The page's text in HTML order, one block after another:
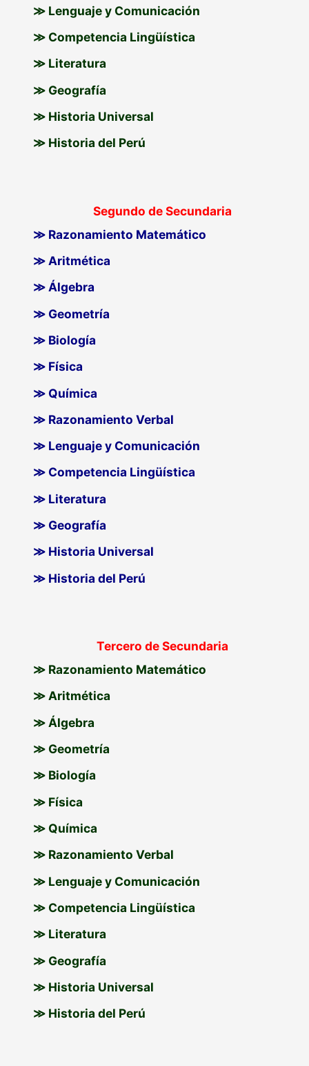
≫ Lenguaje y Comunicación
≫ Competencia Lingüística
≫ Literatura
≫ Geografía
≫ Historia Universal
≫ Historia del Perú
Segundo de Secundaria
≫ Razonamiento Matemático
≫ Aritmética
≫ Álgebra
≫ Geometría
≫ Biología
≫ Física
≫ Química
≫ Razonamiento Verbal
≫ Lenguaje y Comunicación
≫ Competencia Lingüística
≫ Literatura
≫ Geografía
≫ Historia Universal
≫ Historia del Perú
Tercero de Secundaria
≫ Razonamiento Matemático
≫ Aritmética
≫ Álgebra
≫ Geometría
≫ Biología
≫ Física
≫ Química
≫ Razonamiento Verbal
≫ Lenguaje y Comunicación
≫ Competencia Lingüística
≫ Literatura
≫ Geografía
≫ Historia Universal
≫ Historia del Perú